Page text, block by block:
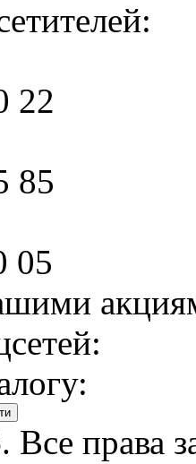
22
85
05
Все права